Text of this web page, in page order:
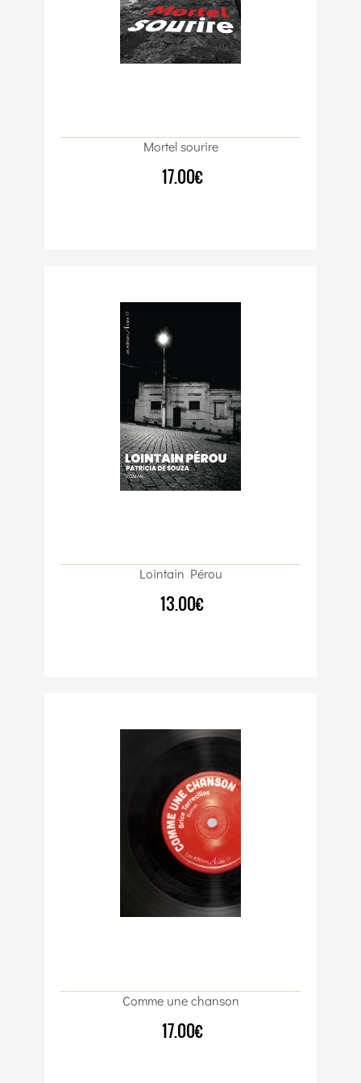
Mortel sourire
17.00€
Lointain Pérou
13.00€
Comme une chanson
17.00€